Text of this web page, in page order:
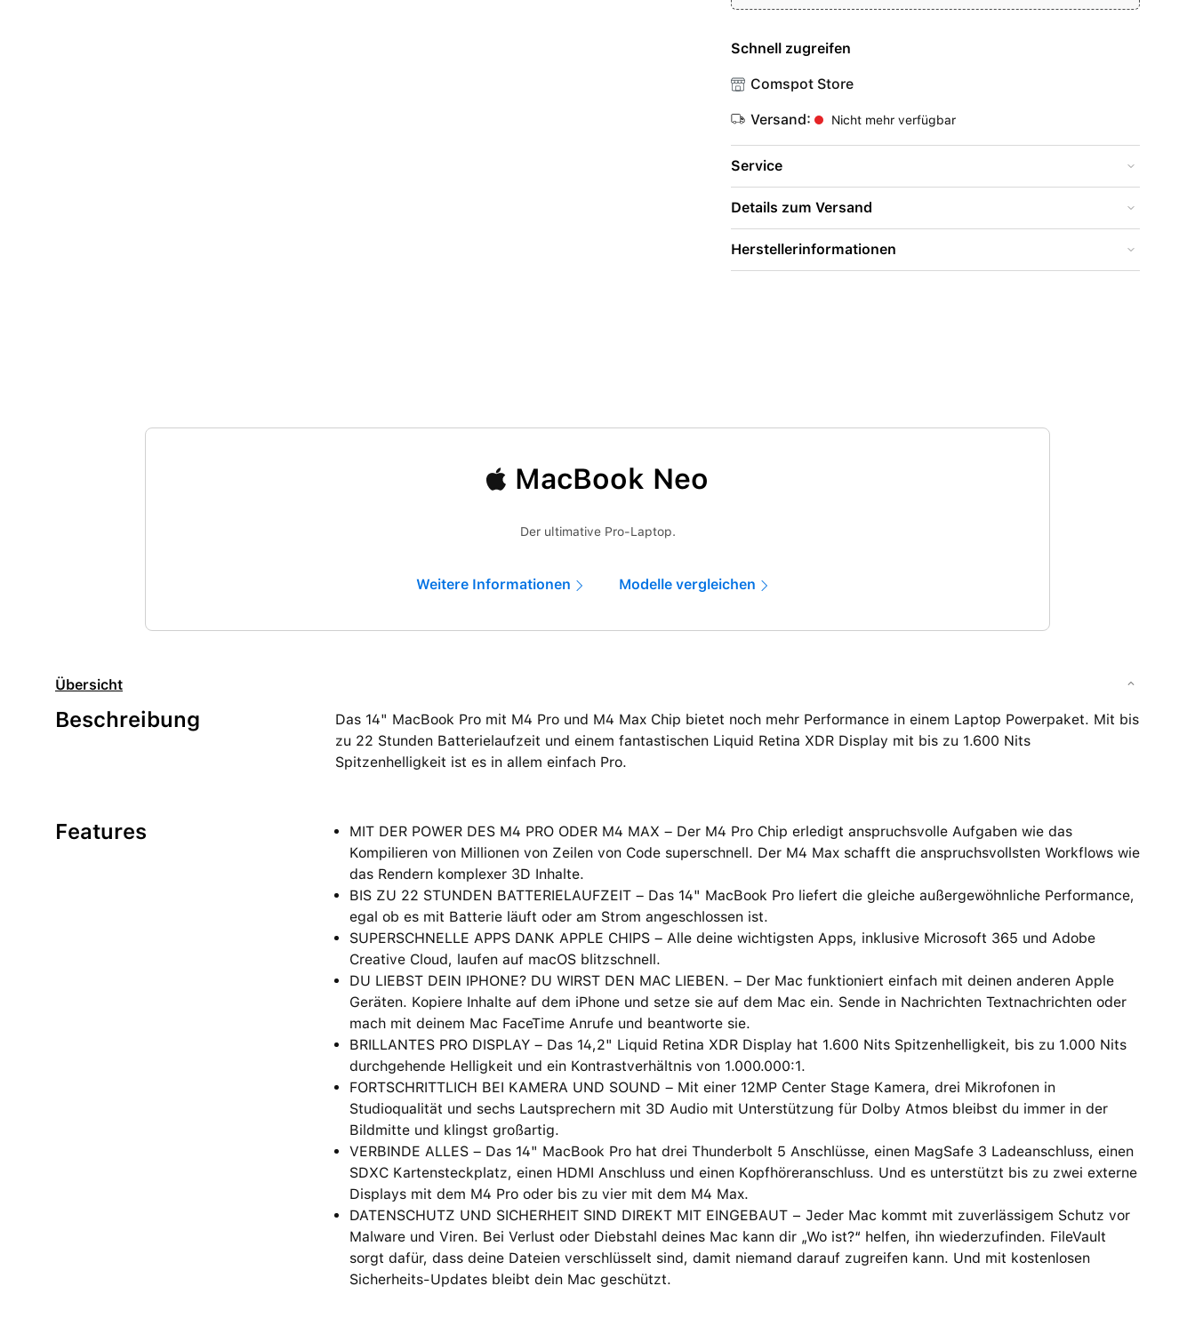
Schnell zugreifen
Comspot Store
Versand: Nicht mehr verfügbar
Service
Details zum Versand
Herstellerinformationen
MacBook Neo
Der ultimative Pro-Laptop.
Weitere Informationen Modelle vergleichen
Übersicht
Beschreibung
Das 14" MacBook Pro mit M4 Pro und M4 Max Chip bietet noch mehr Performance in einem Laptop Powerpaket. Mit bis
zu 22 Stunden Batterielaufzeit und einem fantastischen Liquid Retina XDR Display mit bis zu 1.600 Nits
Spitzenhelligkeit ist es in allem einfach Pro.
Features
MIT DER POWER DES M4 PRO ODER M4 MAX – Der M4 Pro Chip erledigt anspruchsvolle Aufgaben wie das
Kompilieren von Millionen von Zeilen von Code superschnell. Der M4 Max schafft die anspruchsvollsten Workflows wie
das Rendern komplexer 3D Inhalte.
BIS ZU 22 STUNDEN BATTERIELAUFZEIT – Das 14" MacBook Pro liefert die gleiche außergewöhnliche Performance,
egal ob es mit Batterie läuft oder am Strom angeschlossen ist.
SUPERSCHNELLE APPS DANK APPLE CHIPS – Alle deine wichtigsten Apps, inklusive Microsoft 365 und Adobe
Creative Cloud, laufen auf macOS blitzschnell.
DU LIEBST DEIN IPHONE? DU WIRST DEN MAC LIEBEN. – Der Mac funktioniert einfach mit deinen anderen Apple
Geräten. Kopiere Inhalte auf dem iPhone und setze sie auf dem Mac ein. Sende in Nachrichten Textnachrichten oder
mach mit deinem Mac FaceTime Anrufe und beantworte sie.
BRILLANTES PRO DISPLAY – Das 14,2" Liquid Retina XDR Display hat 1.600 Nits Spitzenhelligkeit, bis zu 1.000 Nits
durchgehende Helligkeit und ein Kontrastverhältnis von 1.000.000:1.
FORTSCHRITTLICH BEI KAMERA UND SOUND – Mit einer 12MP Center Stage Kamera, drei Mikrofonen in
Studioqualität und sechs Lautsprechern mit 3D Audio mit Unterstützung für Dolby Atmos bleibst du immer in der
Bildmitte und klingst großartig.
VERBINDE ALLES – Das 14" MacBook Pro hat drei Thunderbolt 5 Anschlüsse, einen MagSafe 3 Ladeanschluss, einen
SDXC Kartensteckplatz, einen HDMI Anschluss und einen Kopfhöreranschluss. Und es unterstützt bis zu zwei externe
Displays mit dem M4 Pro oder bis zu vier mit dem M4 Max.
DATENSCHUTZ UND SICHERHEIT SIND DIREKT MIT EINGEBAUT − Jeder Mac kommt mit zuverlässigem Schutz vor
Malware und Viren. Bei Verlust oder Diebstahl deines Mac kann dir „Wo ist?“ helfen, ihn wiederzufinden. FileVault
sorgt dafür, dass deine Dateien verschlüsselt sind, damit niemand darauf zugreifen kann. Und mit kostenlosen
Sicherheits-Updates bleibt dein Mac geschützt.